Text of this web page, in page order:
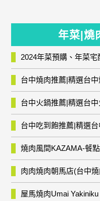
年菜|燒
台中燒肉推薦|精選台
台中吃到飽推薦|精選
燒肉風間KAZAMA-餐
肉肉燒肉朝馬店(台中
屋馬燒肉Umai Yakiniku